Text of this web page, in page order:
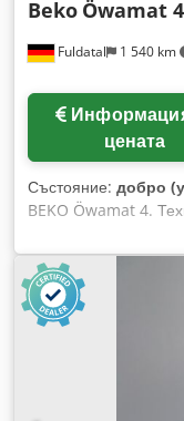
Fuldatal 1 540 km
Beko Öwamat 4
Информация за
цената
Състояние: добро
BEKO Öwamat 4.
Възможни са
Codjxtu Nkopfx